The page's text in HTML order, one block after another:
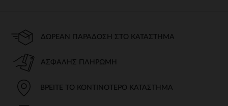
ΔΩΡΕΆΝ ΠΑΡΆΔΟΣΗ ΣΤΟ ΚΑΤΆΣΤΗΜΑ
ΑΣΦΑΛΉΣ ΠΛΗΡΩΜΉ
ΒΡΕΊΤΕ ΤΟ ΚΟΝΤΙΝΌΤΕΡΟ ΚΑΤΆΣΤΗΜΑ